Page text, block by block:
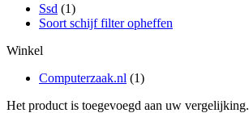
Ssd (1)
Soort schijf filter opheffen
Winkel
Computerzaak.nl (1)
Het product is toegevoegd aan uw vergelijking.